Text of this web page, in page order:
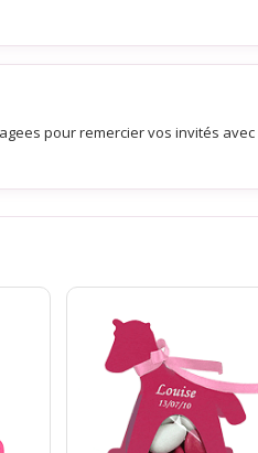
pour remercier vos invités